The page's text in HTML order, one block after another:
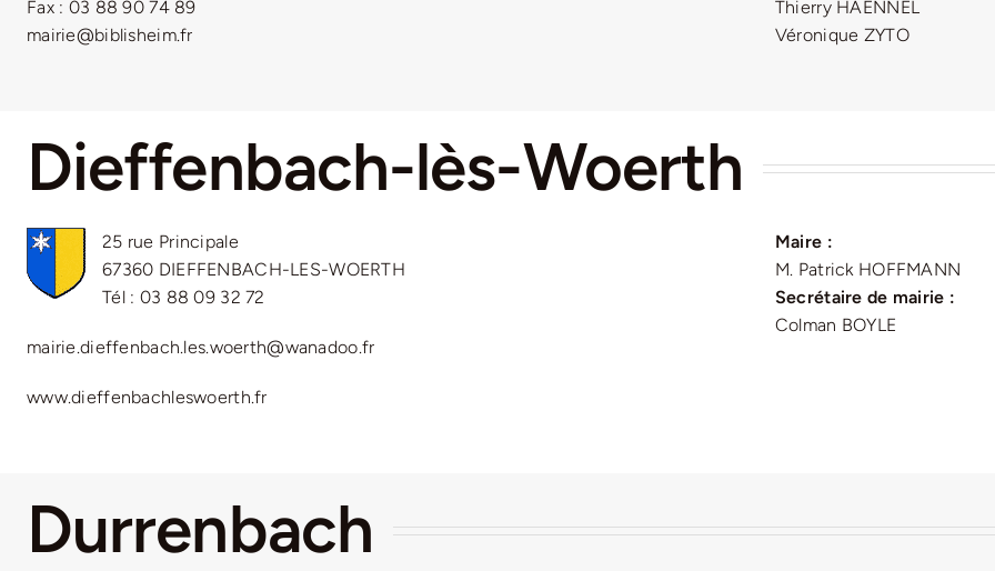
Fax : 03 88 90 74 89
mairie@biblisheim.fr
Thierry HAENNEL
Véronique ZYTO
Dieffenbach-lès-Woerth
25 rue Principale
67360 DIEFFENBACH-LES-WOERTH
Tél : 03 88 09 32 72
mairie.dieffenbach.les.woerth@wanadoo.fr
www.dieffenbachleswoerth.fr
Maire :
M. Patrick HOFFMANN
Secrétaire de mairie :
Colman BOYLE
Durrenbach